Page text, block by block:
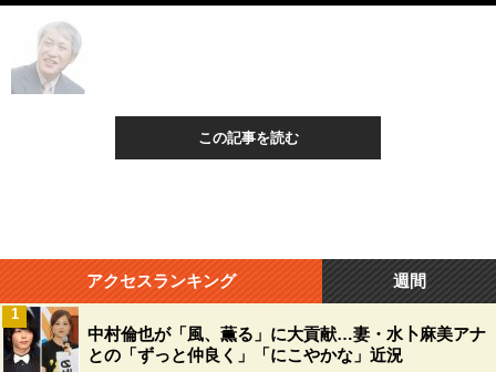
この記事を読む
アクセスランキング 週間
中村倫也が「風、薫る」に大貢献…妻・水卜麻美アナ
との「ずっと仲良く」「にこやかな」近況
1